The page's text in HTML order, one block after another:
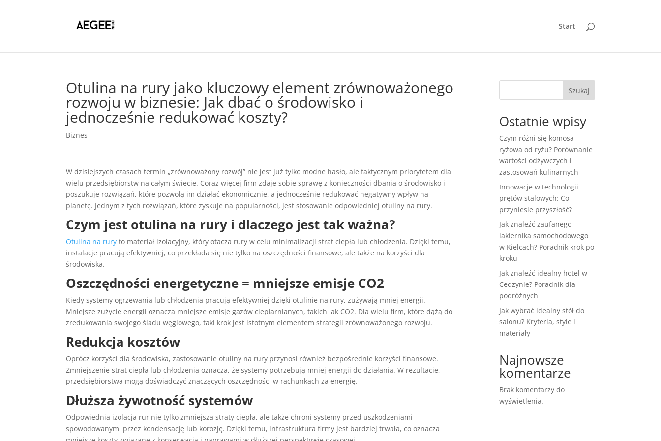
Start
Otulina na rury jako kluczowy element zrównoważonego
rozwoju w biznesie: Jak dbać o środowisko i
jednocześnie redukować koszty?
Biznes
W dzisiejszych czasach termin „zrównoważony rozwój” nie jest już tylko modne hasło, ale faktycznym priorytetem dla
wielu przedsiębiorstw na całym świecie. Coraz więcej firm zdaje sobie sprawę z konieczności dbania o środowisko i
poszukuje rozwiązań, które pozwolą im działać ekonomicznie, a jednocześnie redukować negatywny wpływ na
planetę. Jednym z tych rozwiązań, które zyskuje na popularności, jest stosowanie odpowiedniej otuliny na rury.
Czym jest otulina na rury i dlaczego jest tak ważna?
Otulina na rury to materiał izolacyjny, który otacza rury w celu minimalizacji strat ciepła lub chłodzenia. Dzięki temu,
instalacje pracują efektywniej, co przekłada się nie tylko na oszczędności finansowe, ale także na korzyści dla
środowiska.
Oszczędności energetyczne = mniejsze emisje CO2
Kiedy systemy ogrzewania lub chłodzenia pracują efektywniej dzięki otulinie na rury, zużywają mniej energii.
Mniejsze zużycie energii oznacza mniejsze emisje gazów cieplarnianych, takich jak CO2. Dla wielu firm, które dążą do
zredukowania swojego śladu węglowego, taki krok jest istotnym elementem strategii zrównoważonego rozwoju.
Redukcja kosztów
Oprócz korzyści dla środowiska, zastosowanie otuliny na rury przynosi również bezpośrednie korzyści finansowe.
Zmniejszenie strat ciepła lub chłodzenia oznacza, że systemy potrzebują mniej energii do działania. W rezultacie,
przedsiębiorstwa mogą doświadczyć znaczących oszczędności w rachunkach za energię.
Dłuższa żywotność systemów
Odpowiednia izolacja rur nie tylko zmniejsza straty ciepła, ale także chroni systemy przed uszkodzeniami
spowodowanymi przez kondensację lub korozję. Dzięki temu, infrastruktura firmy jest bardziej trwała, co oznacza
Szukaj
Ostatnie wpisy
Czym różni się komosa
ryżowa od ryżu? Porównanie
wartości odżywczych i
zastosowań kulinarnych
Innowacje w technologii
prętów stalowych: Co
przyniesie przyszłość?
Jak znaleźć zaufanego
lakiernika samochodowego
w Kielcach? Poradnik krok po
kroku
Jak znaleźć idealny hotel w
Cedzynie? Poradnik dla
podróżnych
Jak wybrać idealny stół do
salonu? Kryteria, style i
materiały
Najnowsze
komentarze
Brak komentarzy do
wyświetlenia.